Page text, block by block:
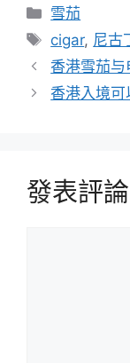
分
類
雪茄
標
籤
cigar, 尼古
香港雪茄
香港入境可
發表評論